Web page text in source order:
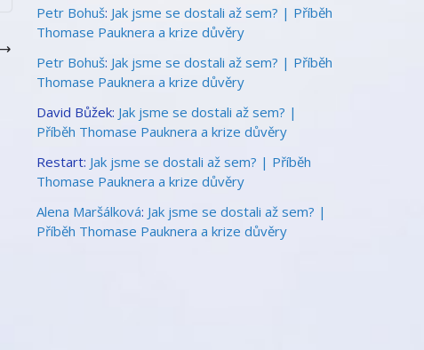
Petr Bohuš: Jak jsme se dostali až sem? | Příběh
Thomase Pauknera a krize důvěry
Petr Bohuš: Jak jsme se dostali až sem? | Příběh
Thomase Pauknera a krize důvěry
David Bůžek: Jak jsme se dostali až sem? |
Příběh Thomase Pauknera a krize důvěry
Restart: Jak jsme se dostali až sem? | Příběh
Thomase Pauknera a krize důvěry
Alena Maršálková: Jak jsme se dostali až sem? |
Příběh Thomase Pauknera a krize důvěry